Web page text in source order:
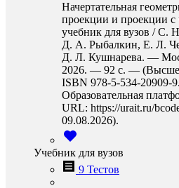
Начертательная
проекции и проекции
учебник для вузов / С.
Д. А. Рыбалкин, Е. Л.
Д. Л. Кушнарева. —
2026. — 92 с. —
ISBN 978-5-534-20909-
Образовательная
URL: https://urait.ru/
09.08.2026).
Учебник для вузов
9 Тестов